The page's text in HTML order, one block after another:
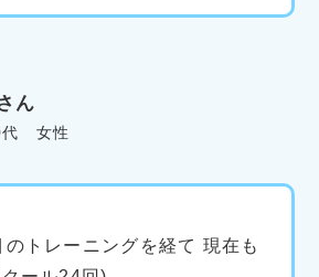
ん
代 女性
トレーニングを経て 現在も